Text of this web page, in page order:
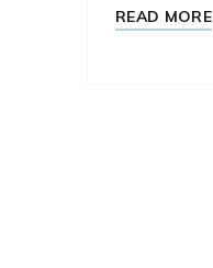
READ MORE